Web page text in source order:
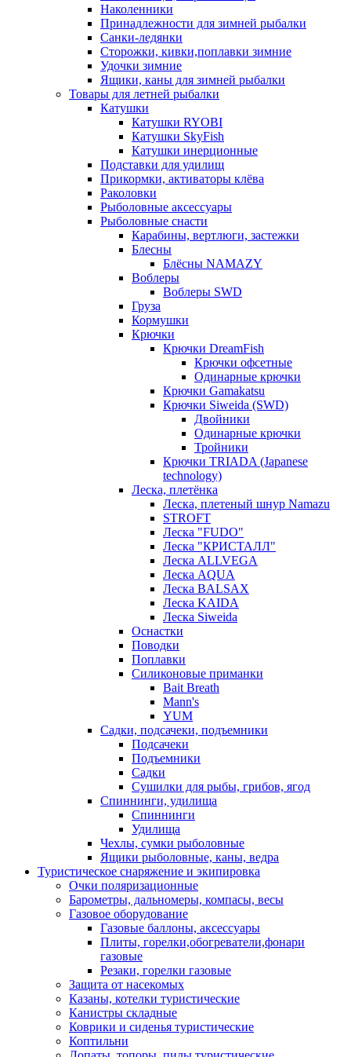
Наколенники
Принадлежности для зимней рыбалки
Санки-ледянки
Сторожки, кивки,поплавки зимние
Удочки зимние
Ящики, каны для зимней рыбалки
Товары для летней рыбалки
Катушки
Катушки RYOBI
Катушки SkyFish
Катушки инерционные
Подставки для удилищ
Прикормки, активаторы клёва
Раколовки
Рыболовные аксессуары
Рыболовные снасти
Карабины, вертлюги, застежки
Блесны
Блёсны NAMAZY
Воблеры
Воблеры SWD
Груза
Кормушки
Крючки
Крючки DreamFish
Крючки офсетные
Одинарные крючки
Крючки Gamakatsu
Крючки Siweida (SWD)
Двойники
Одинарные крючки
Тройники
Крючки TRIADA (Japanese
technology)
Леска, плетёнка
Леска, плетеный шнур Namazu
STROFT
Леска "FUDO"
Леска "КРИСТАЛЛ"
Леска ALLVEGA
Леска AQUA
Леска BALSAX
Леска KAIDA
Леска Siweida
Оснастки
Поводки
Поплавки
Силиконовые приманки
Bait Breath
Mann's
YUM
Садки, подсачеки, подъемники
Подсачеки
Подъемники
Садки
Сушилки для рыбы, грибов, ягод
Спиннинги, удилища
Спиннинги
Удилища
Чехлы, сумки рыболовные
Ящики рыболовные, каны, ведра
Туристическое снаряжение и экипировка
Очки поляризационные
Барометры, дальномеры, компасы, весы
Газовое оборудование
Газовые баллоны, аксессуары
Плиты, горелки,обогреватели,фонари
газовые
Резаки, горелки газовые
Защита от насекомых
Казаны, котелки туристические
Канистры складные
Коврики и сиденья туристические
Коптильни